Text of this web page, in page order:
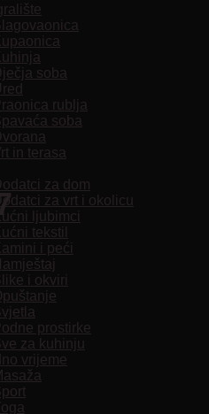
soba
rublja
soba
in terasa
za dom
za vrt i okolicu
ljubimci
tekstil
i peći
i okviri
prostirke
za kuhinju
vrijeme